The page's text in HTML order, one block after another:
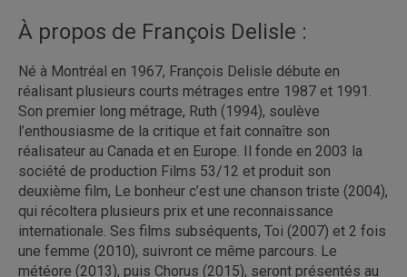
À propos de François Delisle :
Né à Montréal en 1967, François Delisle débute en
réalisant plusieurs courts métrages entre 1987 et 1991.
Son premier long métrage, Ruth (1994), soulève
l’enthousiasme de la critique et fait connaître son
réalisateur au Canada et en Europe. Il fonde en 2003 la
société de production Films 53/12 et produit son
deuxième film, Le bonheur c’est une chanson triste (2004),
qui récoltera plusieurs prix et une reconnaissance
internationale. Ses films subséquents, Toi (2007) et 2 fois
une femme (2010), suivront ce même parcours. Le
météore (2013), puis Chorus (2015), seront présentés au